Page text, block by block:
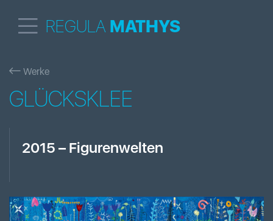
REGULA MATHYS
Werke
GLÜCKSKLEE
2015 – Figurenwelten